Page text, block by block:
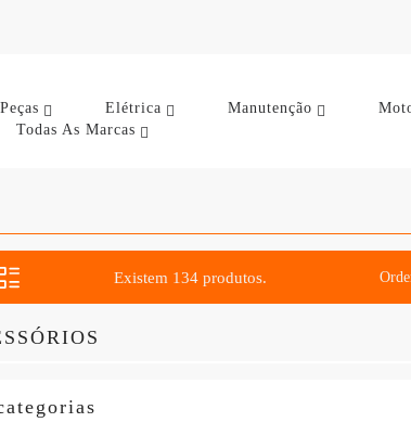
Peças Elétrica Manutenção
Todas As Marcas
Existem 134 produtos.